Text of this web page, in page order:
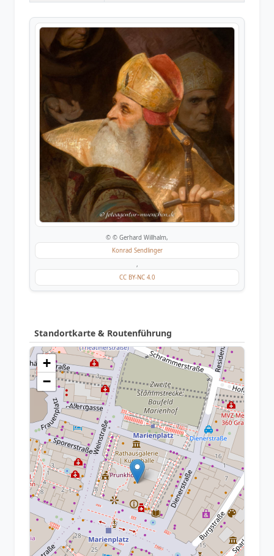
© © Gerhard Willhalm,
Konrad Sendlinger
,
CC BY-NC 4.0
Standortkarte & Routenführung
+
−